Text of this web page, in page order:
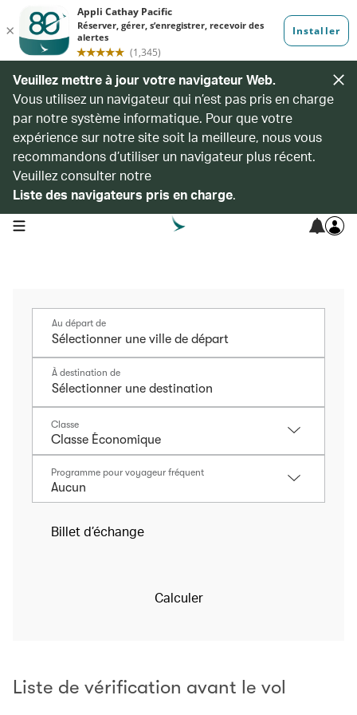
Veuillez mettre à jour votre navigateur Web.
Vous utilisez un navigateur qui n’est pas pris en charge
par notre système informatique. Pour que votre
expérience sur notre site soit la meilleure, nous vous
recommandons d’utiliser un navigateur plus récent.
Veuillez consulter notre
Liste des navigateurs pris en charge.
open navigation menu
Au départ de
À destination de
Classe
Programme pour voyageur fréquent
Billet d’échange
Calculer
Liste de vérification avant le vol